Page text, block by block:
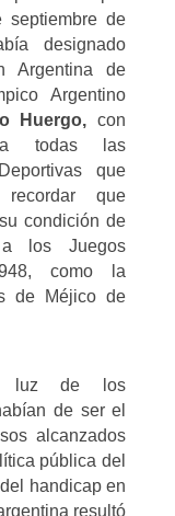
septiembre de
designado
Argentina de
Argentino
Huergo, con
a todas las
que
recordar que
condición de
los Juegos
como la
de Méjico de
luz de los
de ser el
alcanzados
pública del
handicap en
resultó